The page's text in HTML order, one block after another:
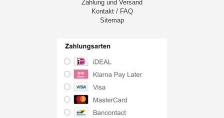
Zahlung und Versand
Kontakt / FAQ
Sitemap